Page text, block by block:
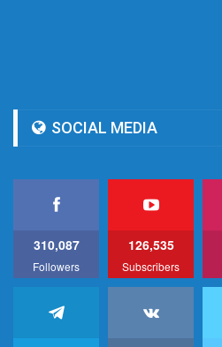
SOCIAL MEDIA
310,087
Followers
126,535
Subscribers